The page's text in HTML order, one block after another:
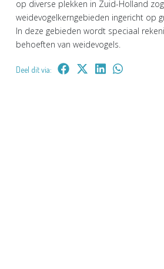
op diverse plekken in Zuid-Holland
weidevogelkerngebieden ingericht op
In deze gebieden wordt speciaal
behoeften van weidevogels.
Deel dit via: